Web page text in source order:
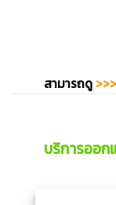
สามารถดู >>>
บริการออก